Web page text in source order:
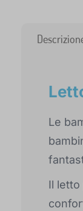
Le
Il letto